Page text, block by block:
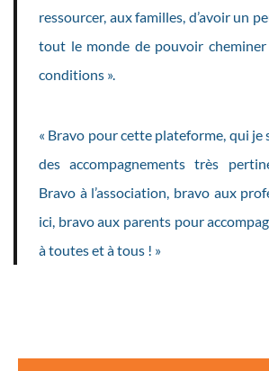
ressourcer, aux familles, d’avoir un
tout le monde de pouvoir cheminer
conditions ».
« Bravo pour cette plateforme, qui je
des accompagnements très
Bravo à l’association, bravo aux
ici, bravo aux parents pour
à toutes et à tous ! »